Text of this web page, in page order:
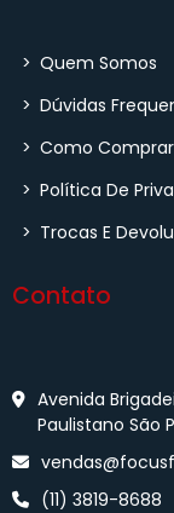
> Quem Somos
> Dúvidas
> Como Comprar
> Política De
> Trocas E
Contato
Avenida
Paulistano São
(11) 3819-8688